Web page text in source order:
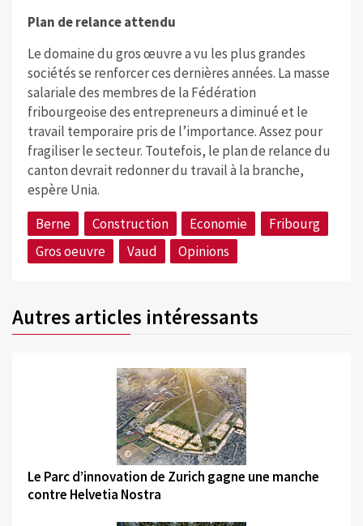
Plan de relance attendu
Le domaine du gros œuvre a vu les plus grandes
sociétés se renforcer ces dernières années. La masse
salariale des membres de la Fédération
fribourgeoise des entrepreneurs a diminué et le
travail temporaire pris de l’importance. Assez pour
fragiliser le secteur. Toutefois, le plan de relance du
canton devrait redonner du travail à la branche,
espère Unia.
Berne
Construction Economie
Fribourg
Gros oeuvre
Vaud Opinions
Autres articles intéressants
©
Le Parc d’innovation de Zurich gagne une manche
contre Helvetia Nostra